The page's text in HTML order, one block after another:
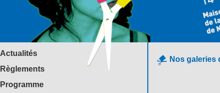
Actualités
Règlements
Programme
Nos galeries